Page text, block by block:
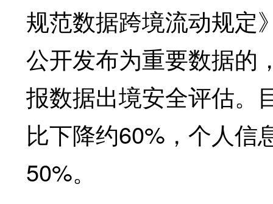
规范数据跨境流动规定
公开发布为重要数据的
报数据出境安全评估。
比下降约60%，个人信
50%。